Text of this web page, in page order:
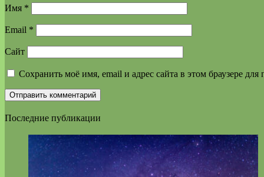
Имя *
Email *
Сайт
Сохранить моё имя, email и адрес сайта в этом браузере
Последние публикации